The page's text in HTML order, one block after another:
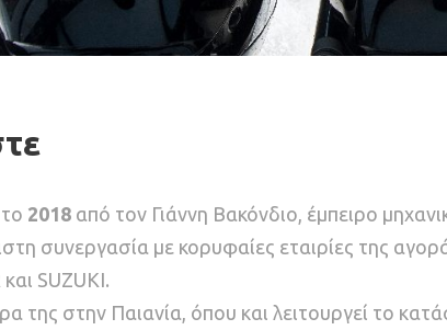
2018 από τον Γιάννη Βακόνδιο, έμπειρο
συνεργασία με κορυφαίες εταιρίες της
SUZUKI.
της στην Παιανία, όπου και λειτουργεί το